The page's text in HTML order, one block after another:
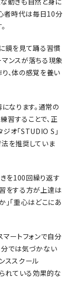
者時代は毎日10分
鏡を見て踊る習慣
マンスが落ちる現象
、体の感覚を養い
なります。通常の
習することで、正
オ「STUDIO S」
を推奨していま
きを100回繰り返す
をする方が上達は
」「重心はどこにあ
マートフォンで自分
分では気づかない
ススクール
れている効果的な